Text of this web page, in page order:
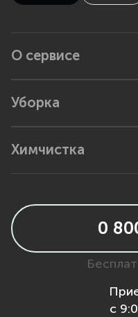
О сервисе
Уборка
Химчистка
0
с